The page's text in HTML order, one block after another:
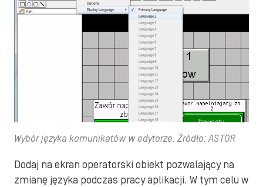
Wybór języka komunikatów w edytorze. Źródło: ASTOR
Dodaj na ekran operatorski obiekt pozwalający na
zmianę języka podczas pracy aplikacji. W tym celu w